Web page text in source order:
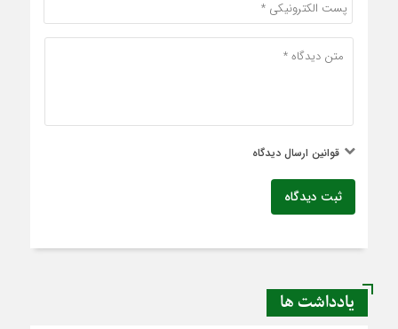
قوانین ارسال دیدگاه
ثبت دیدگاه
یادداشت ها